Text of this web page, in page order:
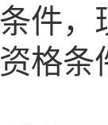
件
格